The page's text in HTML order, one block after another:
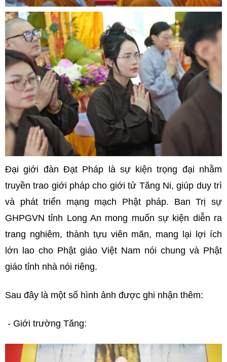
Đại giới đàn Đạt Pháp là sự kiện trọng đại nhằm
truyền trao giới pháp cho giới tử Tăng Ni, giúp duy trì
và phát triển mạng mạch Phật pháp. Ban Trị sự
GHPGVN tỉnh Long An mong muốn sự kiện diễn ra
trang nghiêm, thành tựu viên mãn, mang lại lợi ích
lớn lao cho Phật giáo Việt Nam nói chung và Phật
giáo tỉnh nhà nói riêng.
Sau đây là một số hình ảnh được ghi nhận thêm:
- Giới trường Tăng: